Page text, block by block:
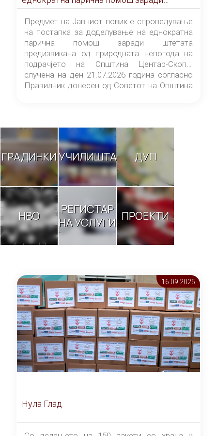
штетата предизвикана од природната
непогода на подрачјето на Општина
Центар-Скопје случена на ден 21.07.2026
година
Предмет на Јавниот повик е спроведување
на постапка за доделување на еднократна
парична помош заради штетата
предизвикана од природната непогода на
подрачјето на Општина Центар-Скопје
случена на ден 21.07.2026 година согласно
Правилник донесен од Советот на Општина
ГРАДИНКИУЧИЛИШТА ДУП
НВО
РЕГИСТАР
НА УСЛУГИ ПРОЕКТИ
16.09 2025
Нула Глад